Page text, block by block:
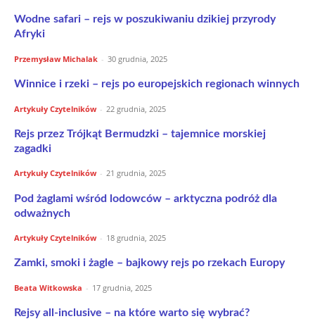
Wodne safari – rejs w poszukiwaniu dzikiej przyrody
Afryki
Przemysław Michalak - 30 grudnia, 2025
Winnice i rzeki – rejs po europejskich regionach winnych
Artykuły Czytelników - 22 grudnia, 2025
Rejs przez Trójkąt Bermudzki – tajemnice morskiej
zagadki
Artykuły Czytelników - 21 grudnia, 2025
Pod żaglami wśród lodowców – arktyczna podróż dla
odważnych
Artykuły Czytelników - 18 grudnia, 2025
Zamki, smoki i żagle – bajkowy rejs po rzekach Europy
Beata Witkowska - 17 grudnia, 2025
Rejsy all-inclusive – na które warto się wybrać?